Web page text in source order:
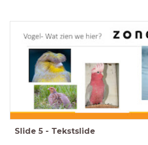
Slide 5 - Tekstslide